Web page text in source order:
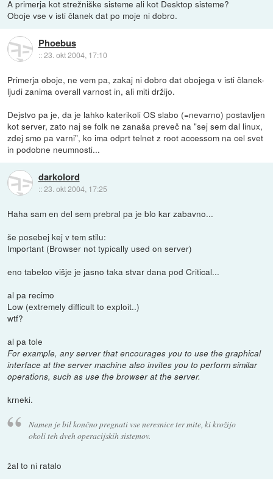
A primerja kot strežniške sisteme ali kot Desktop sisteme?
Oboje vse v isti članek dat po moje ni dobro.
Phoebus
::23. okt 2004, 17:10
Primerja oboje, ne vem pa, zakaj ni dobro dat obojega v isti članek-
ljudi zanima overall varnost in, ali miti držijo.
Dejstvo pa je, da je lahko katerikoli OS slabo (=nevarno) postavljen
kot server, zato naj se folk ne zanaša preveč na "sej sem dal linux,
zdej smo pa varni", ko ima odprt telnet z root accessom na cel svet
in podobne neumnosti...
darkolord
::23. okt 2004, 17:25
Haha sam en del sem prebral pa je blo kar zabavno...
še posebej kej v tem stilu:
Important (Browser not typically used on server)
eno tabelco višje je jasno taka stvar dana pod Critical...
al pa recimo
Low (extremely difficult to exploit..)
wtf?
al pa tole
For example, any server that encourages you to use the graphical
interface at the server machine also invites you to perform similar
operations, such as use the browser at the server.
krneki.
Namen je bil končno pregnati vse neresnice ter mite, ki krožijo
okoli teh dveh operacijskih sistemov.
žal to ni ratalo